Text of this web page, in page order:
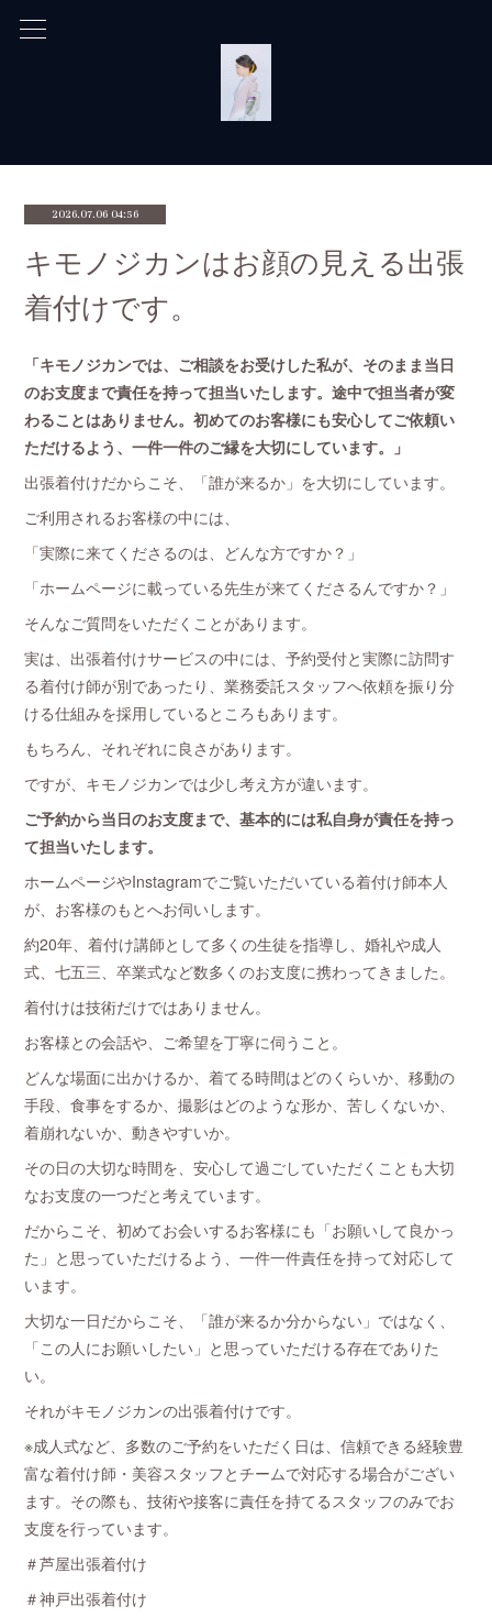
2026.07.06 04:56
キモノジカンはお顔の見える出張
着付けです。
「キモノジカンでは、ご相談をお受けした私が、そのまま当日
のお支度まで責任を持って担当いたします。途中で担当者が変
わることはありません。初めてのお客様にも安心してご依頼い
ただけるよう、一件一件のご縁を大切にしています。」
出張着付けだからこそ、「誰が来るか」を大切にしています。
ご利用されるお客様の中には、
「実際に来てくださるのは、どんな方ですか？」
「ホームページに載っている先生が来てくださるんですか？」
そんなご質問をいただくことがあります。
実は、出張着付けサービスの中には、予約受付と実際に訪問す
る着付け師が別であったり、業務委託スタッフへ依頼を振り分
ける仕組みを採用しているところもあります。
もちろん、それぞれに良さがあります。
ですが、キモノジカンでは少し考え方が違います。
ご予約から当日のお支度まで、基本的には私自身が責任を持っ
て担当いたします。
ホームページやInstagramでご覧いただいている着付け師本人
が、お客様のもとへお伺いします。
約20年、着付け講師として多くの生徒を指導し、婚礼や成人
式、七五三、卒業式など数多くのお支度に携わってきました。
着付けは技術だけではありません。
お客様との会話や、ご希望を丁寧に伺うこと。
どんな場面に出かけるか、着てる時間はどのくらいか、移動の
手段、食事をするか、撮影はどのような形か、苦しくないか、
着崩れないか、動きやすいか。
その日の大切な時間を、安心して過ごしていただくことも大切
なお支度の一つだと考えています。
だからこそ、初めてお会いするお客様にも「お願いして良かっ
た」と思っていただけるよう、一件一件責任を持って対応して
います。
大切な一日だからこそ、「誰が来るか分からない」ではなく、
「この人にお願いしたい」と思っていただける存在でありた
い。
それがキモノジカンの出張着付けです。
※成人式など、多数のご予約をいただく日は、信頼できる経験豊
富な着付け師・美容スタッフとチームで対応する場合がござい
ます。その際も、技術や接客に責任を持てるスタッフのみでお
支度を行っています。
＃芦屋出張着付け
＃神戸出張着付け